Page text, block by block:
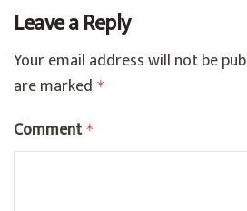
Leave a Reply
Your email address will not be
are marked *
Comment *